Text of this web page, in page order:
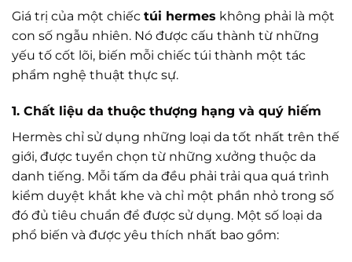
Giá trị của một chiếc túi hermes không phải là một
con số ngẫu nhiên. Nó được cấu thành từ những
yếu tố cốt lõi, biến mỗi chiếc túi thành một tác
phẩm nghệ thuật thực sự.
1. Chất liệu da thuộc thượng hạng và quý hiếm
Hermès chỉ sử dụng những loại da tốt nhất trên thế
giới, được tuyển chọn từ những xưởng thuộc da
danh tiếng. Mỗi tấm da đều phải trải qua quá trình
kiểm duyệt khắt khe và chỉ một phần nhỏ trong số
đó đủ tiêu chuẩn để được sử dụng. Một số loại da
phổ biến và được yêu thích nhất bao gồm: